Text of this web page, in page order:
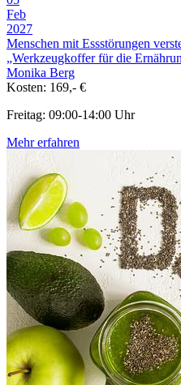
Feb
2027
Menschen mit Essstörungen
„Werkzeugkoffer für die
Monika Berg
Kosten: 169,- €
Freitag: 09:00-14:00 Uhr
Mehr erfahren